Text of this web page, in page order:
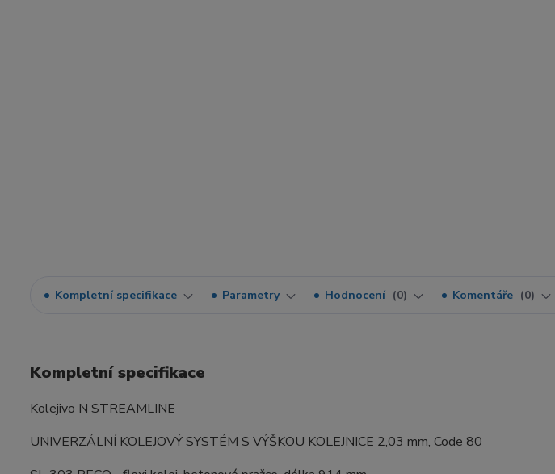
Kompletní specifikace Parametry Hodnocení 0 Komentáře 0
Kompletní specifikace
Kolejivo N STREAMLINE
UNIVERZÁLNÍ KOLEJOVÝ SYSTÉM S VÝŠKOU KOLEJNICE 2,03 mm, Code 80